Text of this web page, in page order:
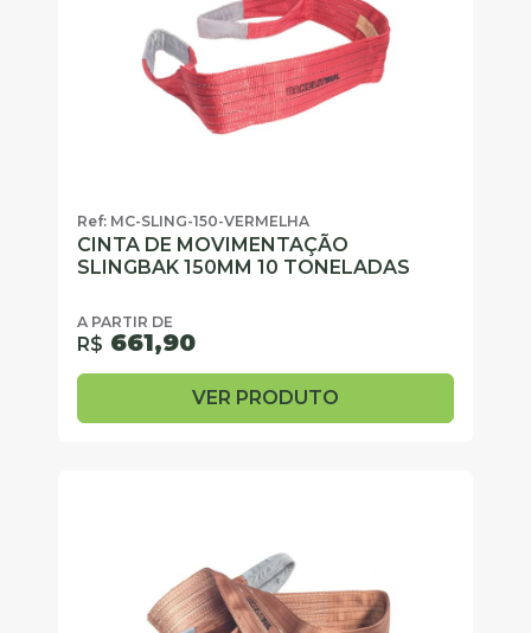
Ref: MC-SLING-150-VERMELHA
CINTA DE MOVIMENTAÇÃO
SLINGBAK 150MM 10 TONELADAS
A PARTIR DE
R$ 661,90
VER PRODUTO